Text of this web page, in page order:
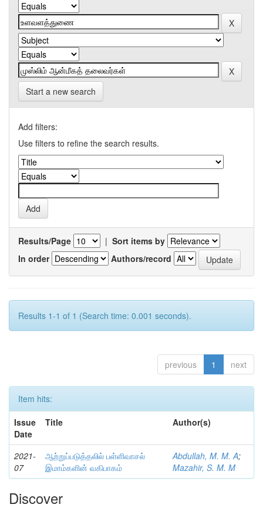
Start a new search
Add filters:
Use filters to refine the search results.
Results/Page | Sort items by
In order
Authors/record
Results 1-1 of 1 (Search time: 0.001 seconds).
previous 1 next
Item hits:
Issue
Date
Title Author(s)
2021-
07
ஆற்றுப்படுத்தலில் பள்ளிவாசல்
இமாம்களின் வகிபாகம்
Abdullah, M. M. A;
Mazahir, S. M. M
Discover